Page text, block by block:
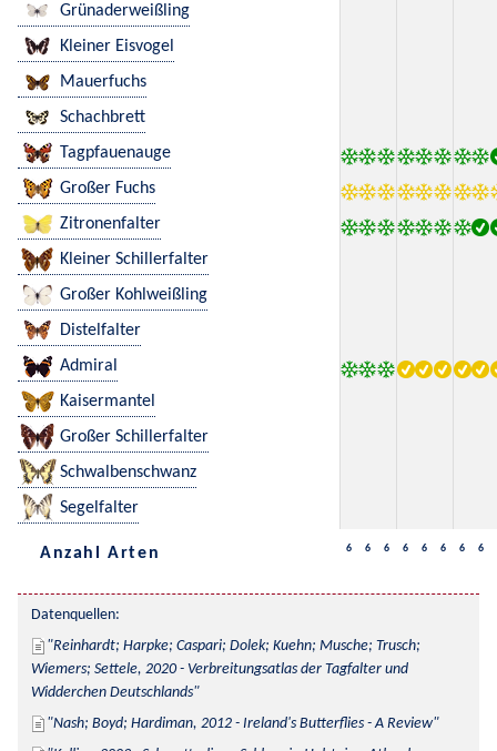
Grünaderweißling
Kleiner Eisvogel
Mauerfuchs
Schachbrett
Tagpfauenauge
Großer Fuchs
Zitronenfalter
Kleiner Schillerfalter
Großer Kohlweißling
Distelfalter
Admiral
Kaisermantel
Großer Schillerfalter
Schwalbenschwanz
Segelfalter
Anzahl Arten 6 6 6 6 6 6 6 6
Datenquellen:
Reinhardt; Harpke; Caspari; Dolek; Kuehn; Musche; Trusch;
Wiemers; Settele, 2020 - Verbreitungsatlas der Tagfalter und
Widderchen Deutschlands
Nash; Boyd; Hardiman, 2012 - Ireland's Butterflies - A Review